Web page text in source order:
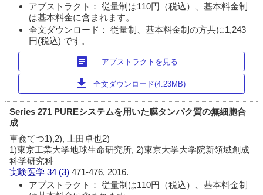
アブストラクト： 従量制は110円（税込）、基本料金制
は基本料金に含まれます。
全文ダウンロード： 従量制、基本料金制の方共に1,243
円(税込) です。
article アブストラクトを見る
download 全文ダウンロード(4.23MB)
Series 271 PUREシステムを用いた膜タンパク質の無細胞合
成
車兪てつ1),2), 上田卓也2)
1)東京工業大学地球生命研究所, 2)東京大学大学院新領域創成
科学研究科
実験医学 34 (3)471-476, 2016.
アブストラクト： 従量制は110円（税込）、基本料金制